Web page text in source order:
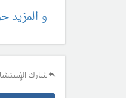
و المزيد
شارك